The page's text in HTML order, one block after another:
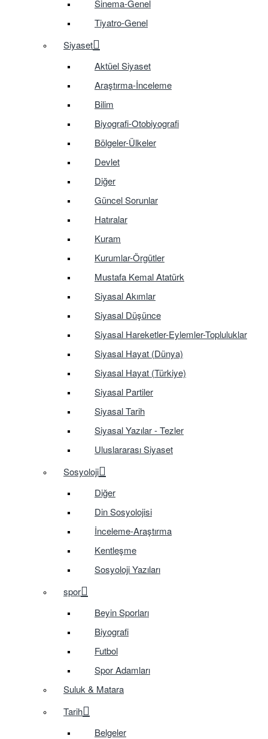
Sinema-Genel
Tiyatro-Genel
Siyaset
Aktüel Siyaset
Araştırma-İnceleme
Bilim
Biyografi-Otobiyografi
Bölgeler-Ülkeler
Devlet
Diğer
Güncel Sorunlar
Hatıralar
Kuram
Kurumlar-Örgütler
Mustafa Kemal Atatürk
Siyasal Akımlar
Siyasal Düşünce
Siyasal Hareketler-Eylemler-Topluluklar
Siyasal Hayat (Dünya)
Siyasal Hayat (Türkiye)
Siyasal Partiler
Siyasal Tarih
Siyasal Yazılar - Tezler
Uluslararası Siyaset
Sosyoloji
Diğer
Din Sosyolojisi
İnceleme-Araştırma
Kentleşme
Sosyoloji Yazıları
spor
Beyin Sporları
Biyografi
Futbol
Spor Adamları
Suluk & Matara
Tarih
Belgeler